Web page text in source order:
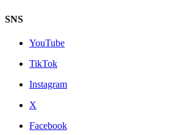
SNS
YouTube
TikTok
Instagram
X
Facebook